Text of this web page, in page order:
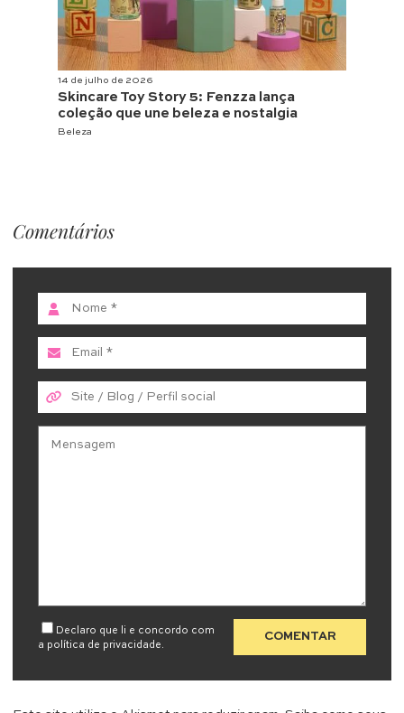
14 de julho de 2026
Skincare Toy Story 5: Fenzza lança
coleção que une beleza e nostalgia
Beleza
Comentários
Declaro que li e concordo com
a política de privacidade.